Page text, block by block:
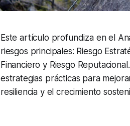
Este artículo profundiza en el
riesgos principales: Riesgo
Financiero y Riesgo
estrategias prácticas para
resiliencia y el crecimiento